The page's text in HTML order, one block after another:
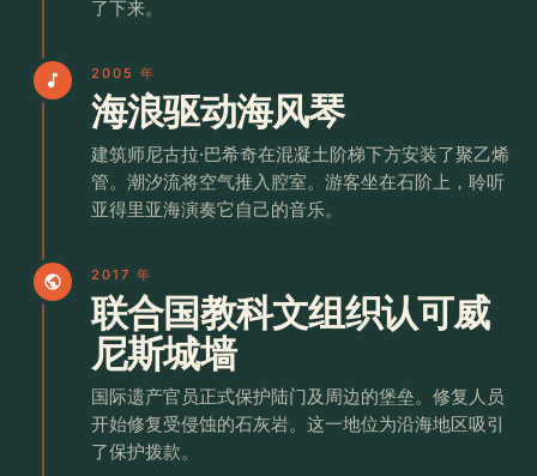
了下来。
music_note 2005 年
海浪驱动海风琴
建筑师尼古拉·巴希奇在混凝土阶梯下方安装了聚乙烯
管。潮汐流将空气推入腔室。游客坐在石阶上，聆听
亚得里亚海演奏它自己的音乐。
public 2017 年
联合国教科文组织认可威
尼斯城墙
国际遗产官员正式保护陆门及周边的堡垒。修复人员
开始修复受侵蚀的石灰岩。这一地位为沿海地区吸引
了保护拨款。